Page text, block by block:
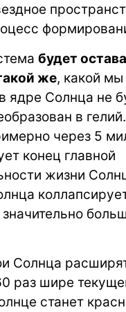
будет
же, какой
ядре Солнца не
в
через 5
конец главной
жизни
значительно
Солнца
раз шире
станет